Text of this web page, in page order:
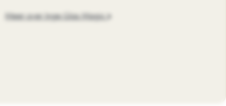
Meer over Inge Glas Magic